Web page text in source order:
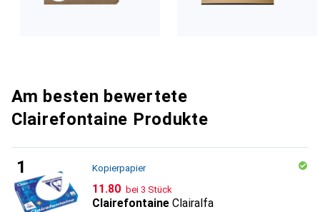
Am besten bewertete
Clairefontaine Produkte
Kopierpapier
CHF
11.80 bei 3 Stück
Clairefontaine Clairalfa